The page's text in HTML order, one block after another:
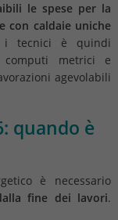
le spese per la
con caldaie uniche
tecnici è quindi
computi metrici e
agevolabili
quando è
è necessario
fine dei lavori.